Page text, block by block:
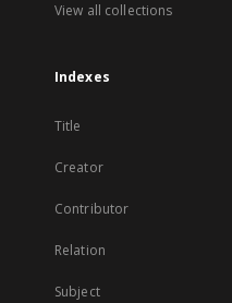
View all collections
Indexes
Title
Creator
Contributor
Relation
Subject